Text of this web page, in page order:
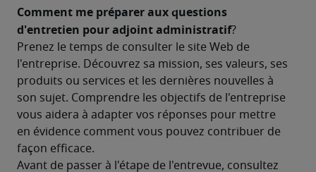
Comment me préparer aux questions
d'entretien pour adjoint administratif?
Prenez le temps de consulter le site Web de
l'entreprise. Découvrez sa mission, ses valeurs, ses
produits ou services et les dernières nouvelles à
son sujet. Comprendre les objectifs de l'entreprise
vous aidera à adapter vos réponses pour mettre
en évidence comment vous pouvez contribuer de
façon efficace.
Avant de passer à l'étape de l'entrevue, consultez